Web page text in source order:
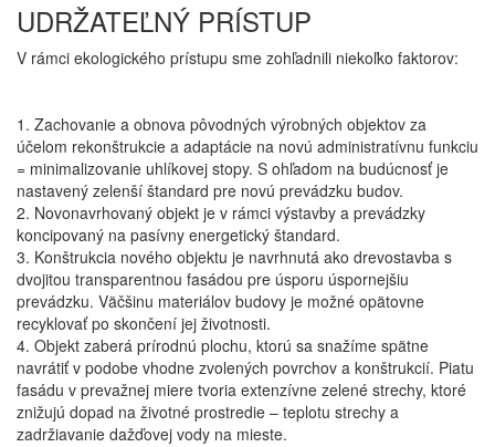
UDRŽATEĽNÝ PRÍSTUP
V rámci ekologického prístupu sme zohľadnili niekoľko faktorov:
1. Zachovanie a obnova pôvodných výrobných objektov za
účelom rekonštrukcie a adaptácie na novú administratívnu funkciu
= minimalizovanie uhlíkovej stopy. S ohľadom na budúcnosť je
nastavený zelenší štandard pre novú prevádzku budov.
2. Novonavrhovaný objekt je v rámci výstavby a prevádzky
koncipovaný na pasívny energetický štandard.
3. Konštrukcia nového objektu je navrhnutá ako drevostavba s
dvojitou transparentnou fasádou pre úsporu úspornejšiu
prevádzku. Väčšinu materiálov budovy je možné opätovne
recyklovať po skončení jej životnosti.
4. Objekt zaberá prírodnú plochu, ktorú sa snažíme spätne
navrátiť v podobe vhodne zvolených povrchov a konštrukcií. Piatu
fasádu v prevažnej miere tvoria extenzívne zelené strechy, ktoré
znižujú dopad na životné prostredie – teplotu strechy a
zadržiavanie dažďovej vody na mieste.